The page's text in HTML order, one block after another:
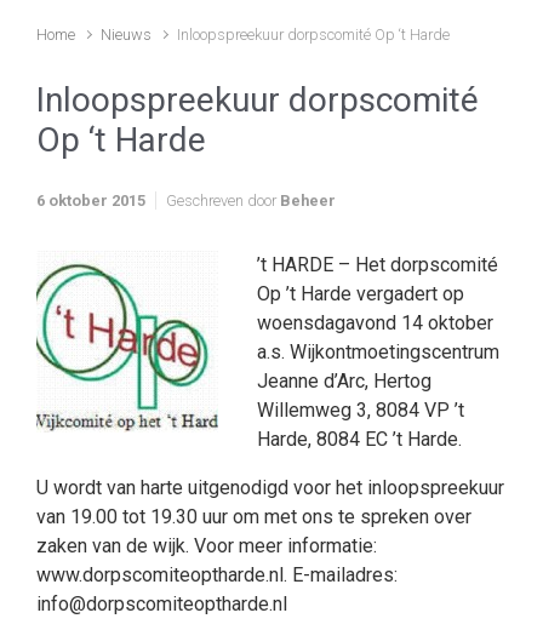
Home Nieuws Inloopspreekuur dorpscomité Op ‘t Harde
Inloopspreekuur dorpscomité
Op ‘t Harde
6 oktober 2015 Geschreven door Beheer
’t HARDE – Het dorpscomité
Op ’t Harde vergadert op
woensdagavond 14 oktober
a.s. Wijkontmoetingscentrum
Jeanne d’Arc, Hertog
Willemweg 3, 8084 VP ’t
Harde, 8084 EC ’t Harde.
U wordt van harte uitgenodigd voor het inloopspreekuur
van 19.00 tot 19.30 uur om met ons te spreken over
zaken van de wijk. Voor meer informatie:
www.dorpscomiteoptharde.nl. E-mailadres:
info@dorpscomiteoptharde.nl